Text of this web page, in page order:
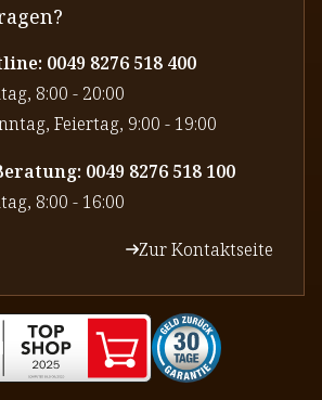
0049 8276 518 400
8:00 - 20:00
Feiertag, 9:00 - 19:00
0049 8276 518 100
8:00 - 16:00
Zur Kontaktseite